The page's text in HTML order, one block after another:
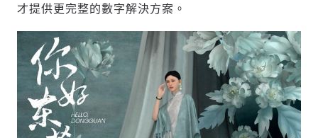
人文
才提供更完整的數字解決方案。